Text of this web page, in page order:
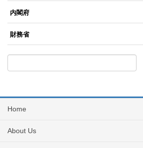
内閣府
財務省
Home
About Us